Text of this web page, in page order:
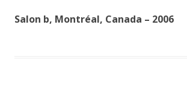
Salon b, Montréal, Canada – 2006